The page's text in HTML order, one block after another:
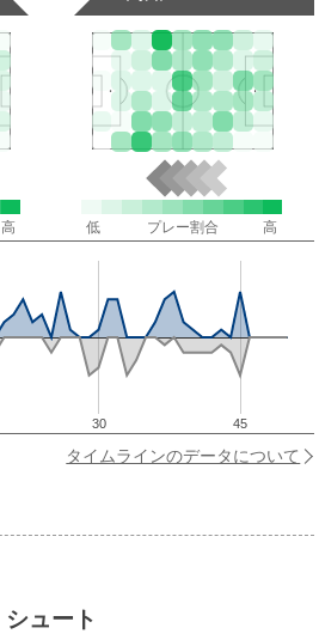
高 低 プレー割合 高
30 45
タイムラインのデータについて
シュート